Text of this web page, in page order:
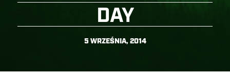
DAY
5 WRZEŚNIA, 2014